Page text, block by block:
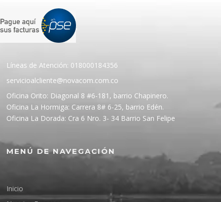
CONTÁCTANOS
Líneas de Atención: 018000184356
servicioalcliente@novacom.com.co
Oficina Orito: Diagonal 8 #6-181, barrio Chapinero.
Oficina La Hormiga: Carrera 8# 6-25, barrio Edén.
Oficina La Dorada: Cra 6 Nro. 3- 34 Barrio San Felipe
MENÚ DE NAVEGACIÓN
Inicio